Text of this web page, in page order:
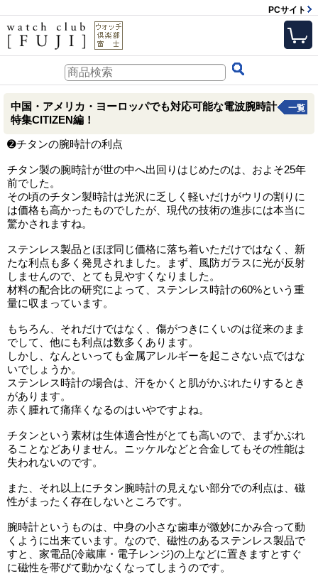
PCサイト
中国・アメリカ・ヨーロッパでも対応可能な電波腕時計
特集CITIZEN編！
➋チタンの腕時計の利点
チタン製の腕時計が世の中へ出回りはじめたのは、およそ25年
前でした。
その頃のチタン製時計は光沢に乏しく軽いだけがウリの割りに
は価格も高かったものでしたが、現代の技術の進歩には本当に
驚かされますね。
ステンレス製品とほぼ同じ価格に落ち着いただけではなく、新
たな利点も多く発見されました。まず、風防ガラスに光が反射
しませんので、とても見やすくなりました。
材料の配合比の研究によって、ステンレス時計の60%という重
量に収まっています。
もちろん、それだけではなく、傷がつきにくいのは従来のまま
でして、他にも利点は数多くあります。
しかし、なんといっても金属アレルギーを起こさない点ではな
いでしょうか。
ステンレス時計の場合は、汗をかくと肌がかぶれたりするとき
があります。
赤く腫れて痛痒くなるのはいやですよね。
チタンという素材は生体適合性がとても高いので、まずかぶれ
ることなどありません。ニッケルなどと合金してもその性能は
失われないのです。
また、それ以上にチタン腕時計の見えない部分での利点は、磁
性がまったく存在しないところです。
腕時計というものは、中身の小さな歯車が微妙にかみ合って動
くように出来ています。なので、磁性のあるステンレス製品で
すと、家電品(冷蔵庫・電子レンジ)の上などに置きますとすぐ
に磁性を帯びて動かなくなってしまうのです。
一覧